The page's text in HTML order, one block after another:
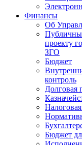
Финансы
Об
проекту
ЗГО
Бюджет
контроль
Долговая
Бюджет